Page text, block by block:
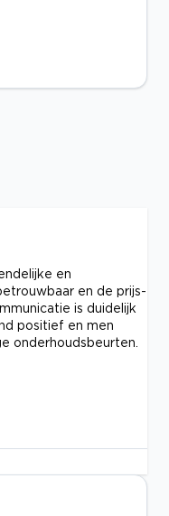
en
en de prijs-
is duidelijk
positief en men
onderhoudsbeurten.